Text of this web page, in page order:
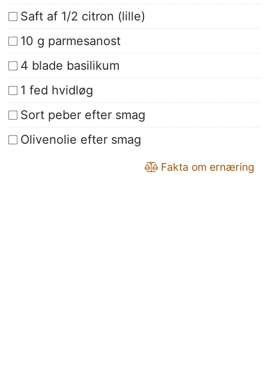
Saft af 1/2 citron (lille)
10 g parmesanost
4 blade basilikum
1 fed hvidløg
Sort peber efter smag
Olivenolie efter smag
Fakta om ernæring